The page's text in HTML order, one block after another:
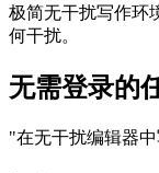
极简无干扰写作
何干扰。
无需登录的
"在无干扰编辑器